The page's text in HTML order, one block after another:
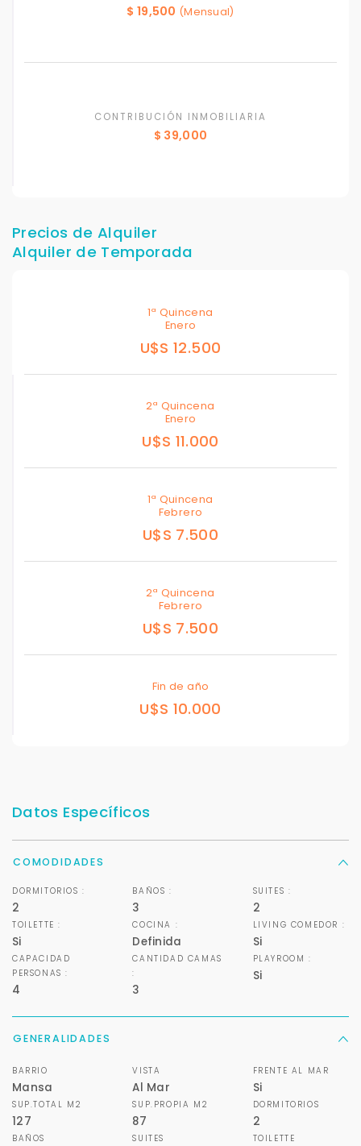
$ 19,500 (Mensual)
CONTRIBUCIÓN INMOBILIARIA
$ 39,000
Precios de Alquiler
Alquiler de Temporada
1ª Quincena
Enero
U$S 12.500
2ª Quincena
Enero
U$S 11.000
1ª Quincena
Febrero
U$S 7.500
2ª Quincena
Febrero
U$S 7.500
Fin de año
U$S 10.000
Datos Específicos
COMODIDADES
DORMITORIOS :
2
BAÑOS :
3
SUITES :
2
TOILETTE :
Si
COCINA :
Definida
LIVING COMEDOR :
Si
CAPACIDAD
PERSONAS :
4
CANTIDAD CAMAS
:
3
PLAYROOM :
Si
GENERALIDADES
BARRIO
Mansa
VISTA
Al Mar
FRENTE AL MAR
Si
SUP.TOTAL M2
127
SUP.PROPIA M2
87
DORMITORIOS
2
BAÑOS SUITES TOILETTE
Para responderte
mejor y más rápido
Déjanos tus datos para identificar tu consulta en el
sistema de gestión de clientes.